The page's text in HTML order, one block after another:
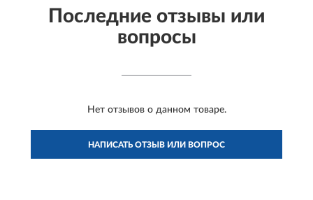
Последние отзывы или
вопросы
Нет отзывов о данном товаре.
НАПИСАТЬ ОТЗЫВ ИЛИ ВОПРОС